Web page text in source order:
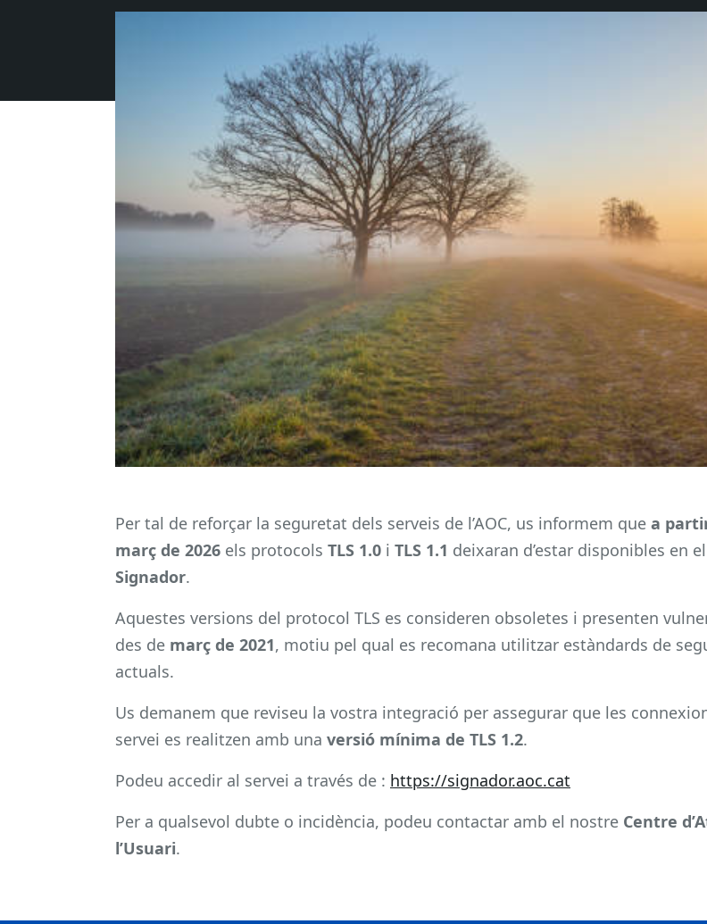
Per tal de reforçar la seguretat dels serveis de l’AOC, us informem que a
març de 2026 els protocols TLS 1.0 i TLS 1.1 deixaran d’estar disponibles en el
Signador.
Aquestes versions del protocol TLS es consideren obsoletes i presenten
des de març de 2021, motiu pel qual es recomana utilitzar estàndards de
actuals.
Us demanem que reviseu la vostra integració per assegurar que les
servei es realitzen amb una versió mínima de TLS 1.2.
Podeu accedir al servei a través de : https://signador.aoc.cat
Per a qualsevol dubte o incidència, podeu contactar amb el nostre Centre
l’Usuari.